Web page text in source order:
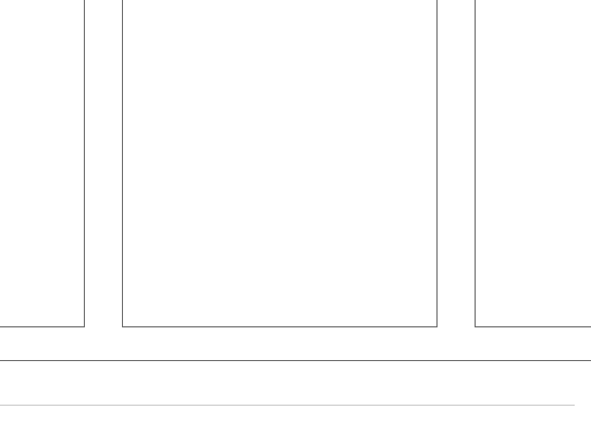
Aujourd'hui, le maire de
Il ne